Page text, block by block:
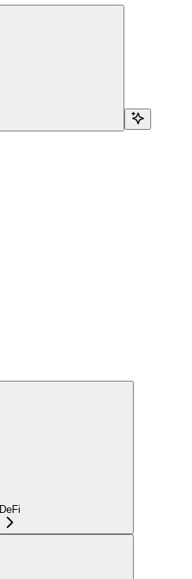
DeFi